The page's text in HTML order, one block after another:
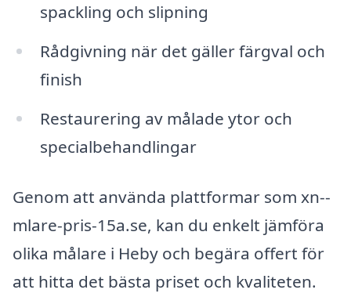
spackling och slipning
Rådgivning när det gäller färgval och
finish
Restaurering av målade ytor och
specialbehandlingar
Genom att använda plattformar som xn--
mlare-pris-15a.se, kan du enkelt jämföra
olika målare i Heby och begära offert för
att hitta det bästa priset och kvaliteten.